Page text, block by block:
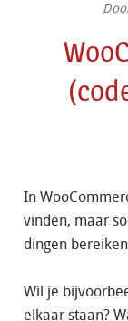
In
vinden, maar
dingen
Wil je
elkaar staan?